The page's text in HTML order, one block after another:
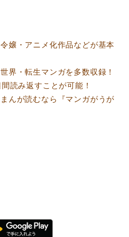
嬢・アニメ化作品などが基本
界・転生マンガを多数収録！
読み返すことが可能！
んが読むなら『マンガがうが